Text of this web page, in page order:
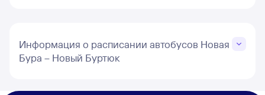
Информация о расписании автобусов Новая
Бура – Новый Буртюк